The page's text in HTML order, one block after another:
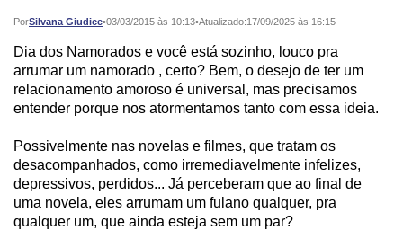
PorSilvana Giudice•
Publicado: 03/03/2015 às 10:13•Atualizado:17/09/2025 às 16:15
Dia dos Namorados e você está sozinho, louco pra
arrumar um namorado , certo? Bem, o desejo de ter um
relacionamento amoroso é universal, mas precisamos
entender porque nos atormentamos tanto com essa ideia.
Possivelmente nas novelas e filmes, que tratam os
desacompanhados, como irremediavelmente infelizes,
depressivos, perdidos... Já perceberam que ao final de
uma novela, eles arrumam um fulano qualquer, pra
qualquer um, que ainda esteja sem um par?